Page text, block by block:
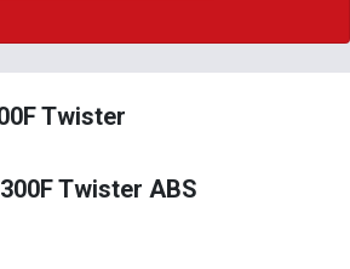
Twister
Twister ABS